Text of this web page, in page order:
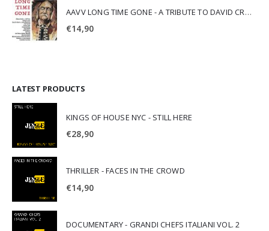
AAVV LONG TIME GONE - A TRIBUTE TO DAVID CROSBY
€14,90
LATEST PRODUCTS
KINGS OF HOUSE NYC - STILL HERE
€28,90
THRILLER - FACES IN THE CROWD
€14,90
DOCUMENTARY - GRANDI CHEFS ITALIANI VOL. 2